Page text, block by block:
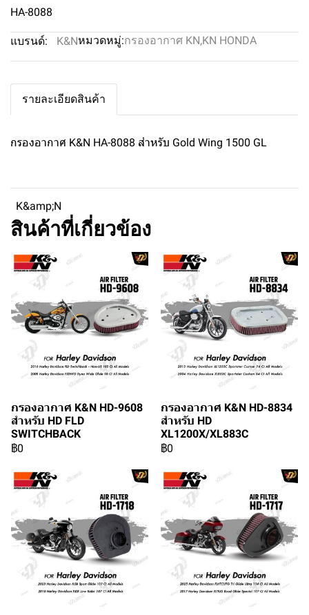
HA-8088
แบรนด์: K&Nหมวดหมู่:กรองอากาศ KN,KN HONDA
รายละเอียดสินค้า
กรองอากาศ K&N HA-8088 สำหรับ Gold Wing 1500 GL
K&amp;N
สินค้าที่เกี่ยวข้อง
กรองอากาศ K&N HD-9608
สำหรับ HD FLD
SWITCHBACK
฿0
กรองอากาศ K&N HD-8834
สำหรับ HD
XL1200X/XL883C
฿0